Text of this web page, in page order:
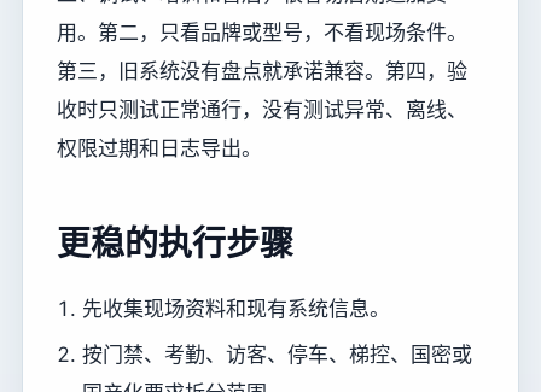
用。第二，只看品牌或型号，不看现场条件。
第三，旧系统没有盘点就承诺兼容。第四，验
收时只测试正常通行，没有测试异常、离线、
权限过期和日志导出。
更稳的执行步骤
先收集现场资料和现有系统信息。
按门禁、考勤、访客、停车、梯控、国密或